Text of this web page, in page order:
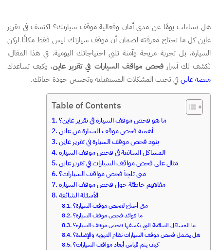
هل تساءلت يومًا عن مدى أمان وفعالية موقف سيارتك؟ اكتشف في تقرير
عاين كل ما تحتاج معرفته لضمان أن موقف سيارتك ليس فقط مكانًا لركن
السيارة، بل تجربة مريحة وآمنة تلبي احتياجاتك اليومية. في هذا المقال،
نكشف لك أسرارفحص مواقف السيارات في تقرير عاين، وكيف تساعدك
منصة عاينفي تجنب المشكلات المستقبلية وتحسين جودة حياتك.
Table of Contents
ما هو فحص موقف السيارة في تقرير عاين؟
أهمية فحص موقف السيارة من عاين
بنود فحص موقف السيارة في تقرير عاين
المشاكل الشائعة في فحص موقف السيارة
مثال على فحص مواقف السيارات في تقرير عاين
متى تلجأ فحص مواقف السيارات؟
مفاهيم خاطئة حول فحص موقف السيارة
الأسئلة الشائعة
متى أحتاج لفحص موقف السيارة؟
ما فوائد فحص موقف السيارة؟
ما المشاكل الشائعة التي يكشفها فحص موقف السيارة؟
هل يشمل فحص موقف السيارات نظام التهوية والإضاءة؟
كيف يتم قياس أبعاد مواقف السيارات؟